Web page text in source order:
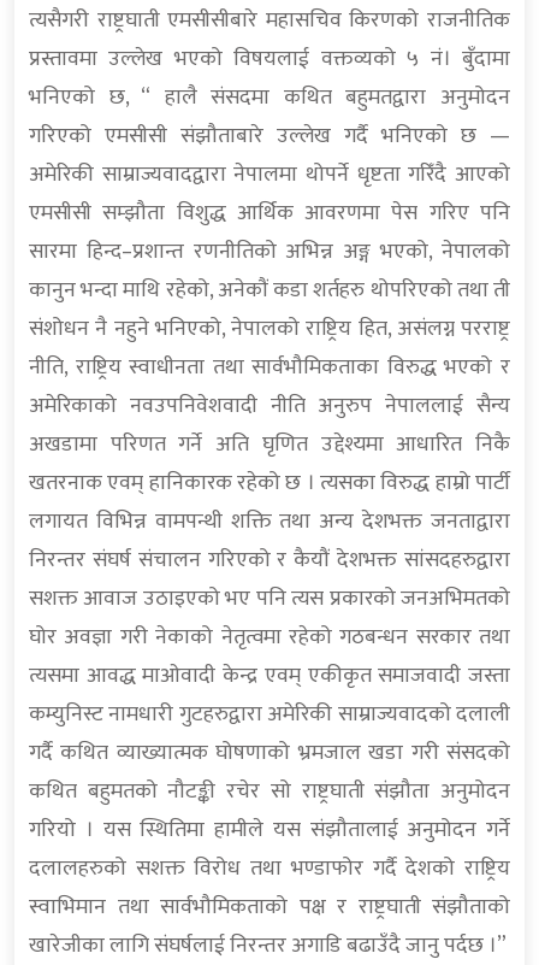
त्यसैगरी राष्ट्रघाती एमसीसीबारे महासचिव किरणको राजनीतिक
प्रस्तावमा उल्लेख भएको विषयलाई वक्तव्यको ५ नं। बुँदामा
भनिएको छ, “ हालै संसदमा कथित बहुमतद्वारा अनुमोदन
गरिएको एमसीसी संझौताबारे उल्लेख गर्दै भनिएको छ —
अमेरिकी साम्राज्यवादद्वारा नेपालमा थोपर्ने धृष्टता गरिँदै आएको
एमसीसी सम्झौता विशुद्ध आर्थिक आवरणमा पेस गरिए पनि
सारमा हिन्द–प्रशान्त रणनीतिको अभिन्न अङ्ग भएको, नेपालको
कानुन भन्दा माथि रहेको, अनेकौं कडा शर्तहरु थोपरिएको तथा ती
संशोधन नै नहुने भनिएको, नेपालको राष्ट्रिय हित, असंलग्न परराष्ट्र
नीति, राष्ट्रिय स्वाधीनता तथा सार्वभौमिकताका विरुद्ध भएको र
अमेरिकाको नवउपनिवेशवादी नीति अनुरुप नेपाललाई सैन्य
अखडामा परिणत गर्ने अति घृणित उद्देश्यमा आधारित निकै
खतरनाक एवम् हानिकारक रहेको छ । त्यसका विरुद्ध हाम्रो पार्टी
लगायत विभिन्न वामपन्थी शक्ति तथा अन्य देशभक्त जनताद्वारा
निरन्तर संघर्ष संचालन गरिएको र कैयौं देशभक्त सांसदहरुद्वारा
सशक्त आवाज उठाइएको भए पनि त्यस प्रकारको जनअभिमतको
घोर अवज्ञा गरी नेकाको नेतृत्वमा रहेको गठबन्धन सरकार तथा
त्यसमा आवद्ध माओवादी केन्द्र एवम् एकीकृत समाजवादी जस्ता
कम्युनिस्ट नामधारी गुटहरुद्वारा अमेरिकी साम्राज्यवादको दलाली
गर्दै कथित व्याख्यात्मक घोषणाको भ्रमजाल खडा गरी संसदको
कथित बहुमतको नौटङ्की रचेर सो राष्ट्रघाती संझौता अनुमोदन
गरियो । यस स्थितिमा हामीले यस संझौतालाई अनुमोदन गर्ने
दलालहरुको सशक्त विरोध तथा भण्डाफोर गर्दै देशको राष्ट्रिय
स्वाभिमान तथा सार्वभौमिकताको पक्ष र राष्ट्रघाती संझौताको
खारेजीका लागि संघर्षलाई निरन्तर अगाडि बढाउँदै जानु पर्दछ ।”